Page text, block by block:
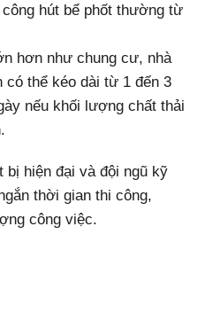
hút bể phốt thường từ
hơn như chung cư, nhà
có thể kéo dài từ 1 đến 3
nếu khối lượng chất thải
bị hiện đại và đội ngũ kỹ
thời gian thi công,
công việc.